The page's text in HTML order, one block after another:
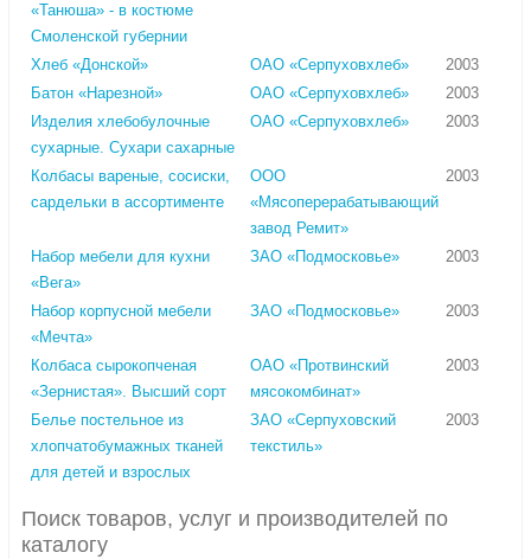
«Танюша» - в костюме
Смоленской губернии
Хлеб «Донской» ОАО «Серпуховхлеб»
2003
Батон «Нарезной»
ОАО «Серпуховхлеб»
2003
Изделия хлебобулочные
сухарные. Сухари сахарные
ОАО «Серпуховхлеб» 2003
Колбасы вареные, сосиски,
сардельки в ассортименте
ООО
«Мясоперерабатывающий
завод Ремит»
2003
Набор мебели для кухни
«Вега»
ЗАО «Подмосковье» 2003
Набор корпусной мебели
«Мечта»
ЗАО «Подмосковье» 2003
Колбаса сырокопченая
«Зернистая». Высший сорт
ОАО «Протвинский
мясокомбинат»
2003
Белье постельное из
хлопчатобумажных тканей
для детей и взрослых
ЗАО «Серпуховский
текстиль»
2003
Поиск товаров, услуг и производителей по
каталогу